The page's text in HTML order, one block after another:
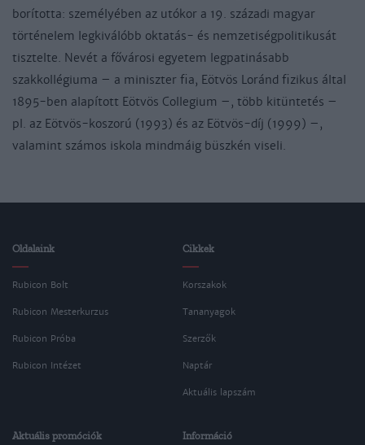
borította: személyében az utókor a 19. századi magyar
történelem legkiválóbb oktatás- és nemzetiségpolitikusát
tisztelte. Nevét a fővárosi egyetem legpatinásabb
szakkollégiuma – a miniszter fia, Eötvös Loránd fizikus által
1895-ben alapított Eötvös Collegium –, több kitüntetés –
pl. az Eötvös-koszorú (1993) és az Eötvös-díj (1999) –,
valamint számos iskola mindmáig büszkén viseli.
Oldalaink
Rubicon Bolt
Rubicon Mesterkurzus
Rubicon Próba
Rubicon Intézet
Cikkek
Korszakok
Tananyagok
Szerzők
Naptár
Aktuális lapszám
Aktuális promóciók Információ